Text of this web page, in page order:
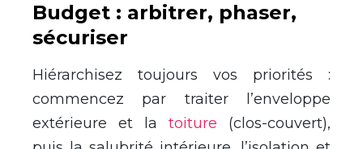
Budget : arbitrer, phaser,
sécuriser
Hiérarchisez toujours vos priorités :
commencez par traiter l’enveloppe
extérieure et la toiture (clos-couvert),